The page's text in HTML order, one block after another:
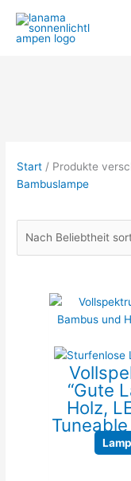
Inhalt
springen
Start / Produkte
Bambuslampe
“Gute
Holz,